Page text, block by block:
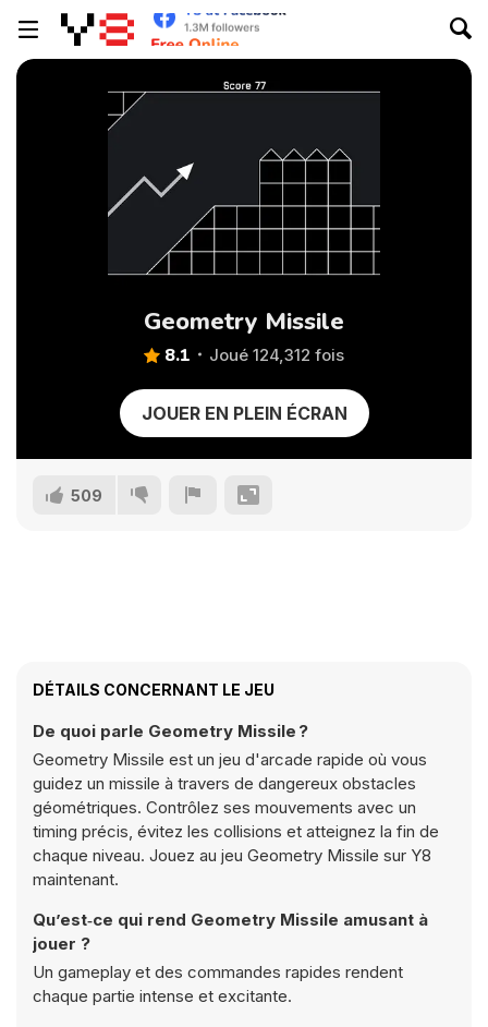
Geometry Missile
8.1 Joué 124,312 fois
JOUER EN PLEIN ÉCRAN
509
DÉTAILS CONCERNANT LE JEU
De quoi parle Geometry Missile ?
Geometry Missile est un jeu d'arcade rapide où vous
guidez un missile à travers de dangereux obstacles
géométriques. Contrôlez ses mouvements avec un
timing précis, évitez les collisions et atteignez la fin de
chaque niveau. Jouez au jeu Geometry Missile sur Y8
maintenant.
Qu’est‑ce qui rend Geometry Missile amusant à
jouer ?
Un gameplay et des commandes rapides rendent
chaque partie intense et excitante.